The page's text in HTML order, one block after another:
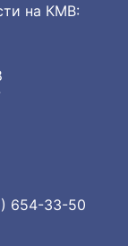
на КМВ:
654-33-50